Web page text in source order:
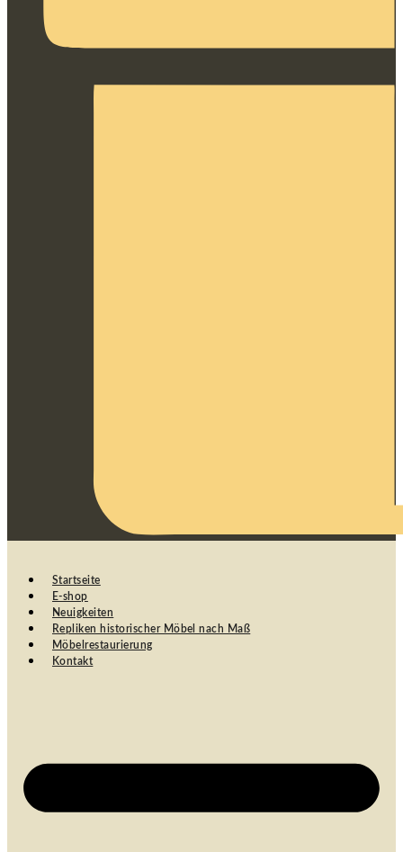
Startseite
E-shop
Neuigkeiten
Repliken historischer Möbel nach Maß
Möbelrestaurierung
Kontakt